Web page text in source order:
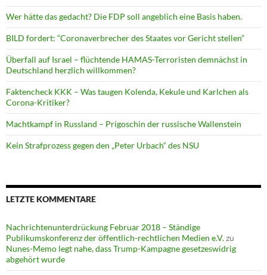
Wer hätte das gedacht? Die FDP soll angeblich eine Basis haben.
BILD fordert: “Coronaverbrecher des Staates vor Gericht stellen”
Überfall auf Israel – flüchtende HAMAS-Terroristen demnächst in
Deutschland herzlich willkommen?
Faktencheck KKK – Was taugen Kolenda, Kekule und Karlchen als
Corona-Kritiker?
Machtkampf in Russland – Prigoschin der russische Wallenstein
Kein Strafprozess gegen den „Peter Urbach“ des NSU
LETZTE KOMMENTARE
Nachrichtenunterdrückung Februar 2018 – Ständige
Publikumskonferenz der öffentlich-rechtlichen Medien e.V.zu
Nunes-Memo legt nahe, dass Trump-Kampagne gesetzeswidrig
abgehört wurde